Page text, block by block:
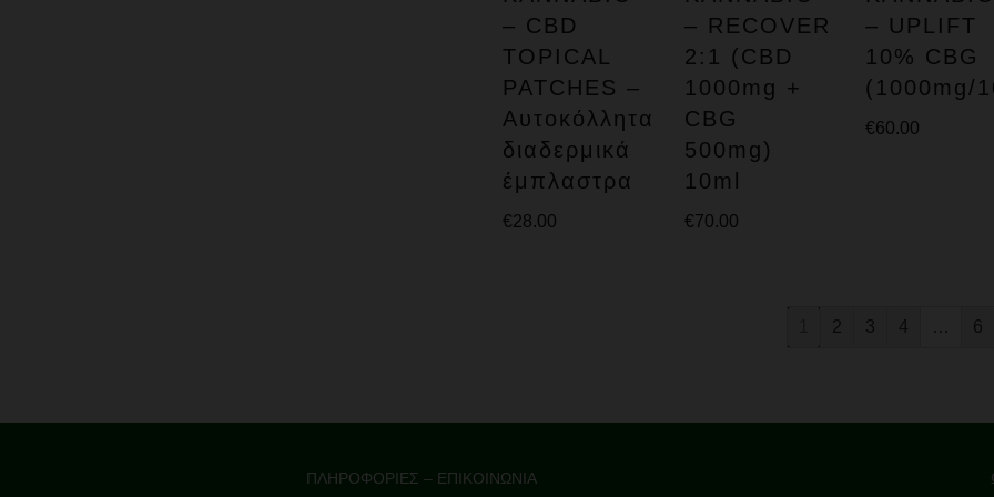
– CBD
TOPICAL
PATCHES –
Αυτοκόλλητα
διαδερμικά
έμπλαστρα
€28.00
– RECOVER
2:1 (CBD
1000mg +
CBG
500mg)
10ml
€70.00
– UPLIFT
10% CBG
(1000mg/
€60.00
2 3 4 … 6
ΠΛΗΡΟΦΟΡΙΕΣ – ΕΠΙΚΟΙΝΩΝΙΑ